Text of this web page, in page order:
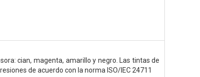
cian, magenta, amarillo y negro. Las tintas de
de acuerdo con la norma ISO/IEC 24711